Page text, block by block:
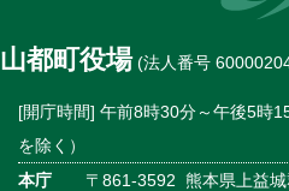
山都町役場(法人番号
[開庁時間] 午前8時30分～午後5時
を除く）
本庁 〒861-3592 熊本県上益城